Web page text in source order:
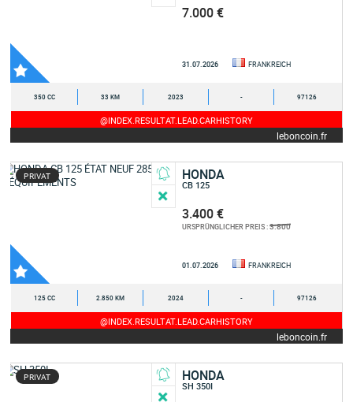
7.000 €
31.07.2026 FRANKREICH
350 CC 33 KM 2023 - 97126
@INDEX.RESULTAT.LEAD.CARHISTORY
leboncoin.fr
PRIVAT HONDA
CB 125
3.400 €
URSPRÜNGLICHER PREIS :3.800
01.07.2026 FRANKREICH
125 CC 2.850 KM 2024 - 97126
@INDEX.RESULTAT.LEAD.CARHISTORY
leboncoin.fr
PRIVAT HONDA
SH 350I